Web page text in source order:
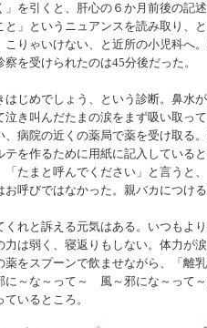
を引くと、肝心の６か月前後の記
と」というニュアンスを読み取り、
りゃいけない、と近所の小児科へ
を受けられたのは45分後だった。
じめでしょう、という診断。鼻水
き叫んだたまの涙をまず吸い取っ
病院の近くの薬局で薬を受け取る
を作るために用紙に記入している
「たまと呼んでください」と言うと
呼びではなかった。親バカにつける
れと訴える元気はある。いつもよ
は弱く、寝返りもしない。体力が
をスプーンで飲ませながら、「離
に～な～って～ 風～邪にな～って
いるところ。